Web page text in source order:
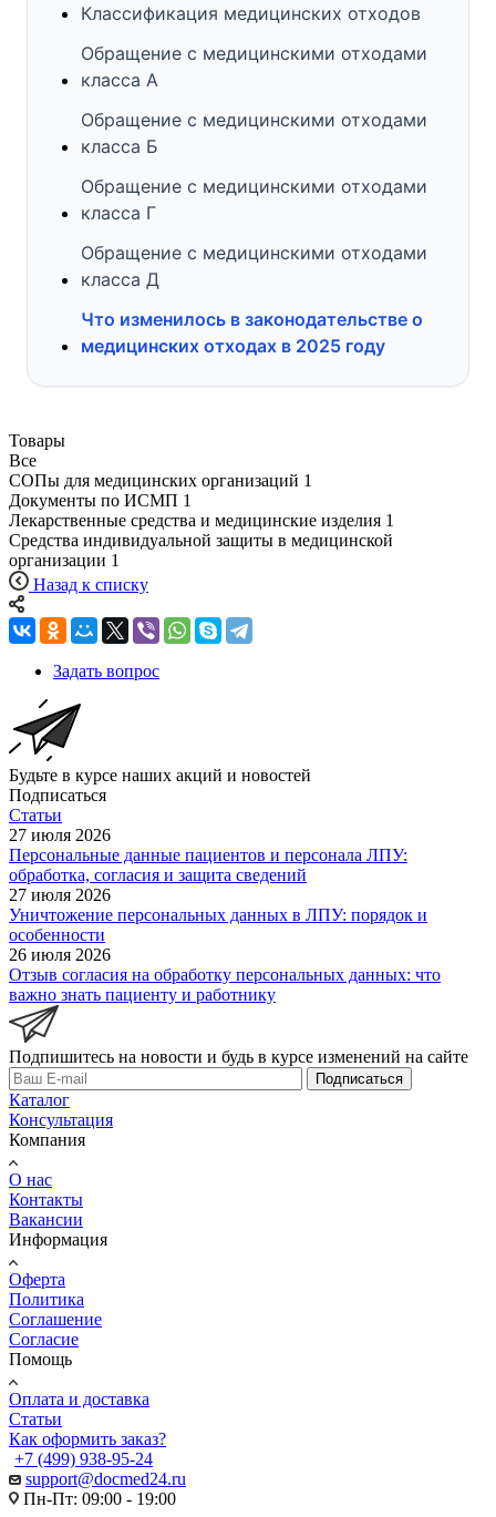
Классификация медицинских отходов
Обращение с медицинскими отходами
класса А
Обращение с медицинскими отходами
класса Б
Обращение с медицинскими отходами
класса Г
Обращение с медицинскими отходами
класса Д
Что изменилось в законодательстве о
медицинских отходах в 2025 году
Товары
Все
СОПы для медицинских организаций 1
Документы по ИСМП 1
Лекарственные средства и медицинские изделия 1
Средства индивидуальной защиты в медицинской
организации 1
Назад к списку
Задать вопрос
Будьте в курсе наших акций и новостей
Подписаться
Статьи
27 июля 2026
Персональные данные пациентов и персонала ЛПУ:
обработка, согласия и защита сведений
27 июля 2026
Уничтожение персональных данных в ЛПУ: порядок и
особенности
26 июля 2026
Отзыв согласия на обработку персональных данных: что
важно знать пациенту и работнику
Подпишитесь на новости и будь в курсе изменений на сайте
Подписаться
Каталог
Консультация
Компания
О нас
Контакты
Вакансии
Информация
Оферта
Политика
Соглашение
Согласие
Помощь
Оплата и доставка
Статьи
Как оформить заказ?
+7 (499) 938-95-24
support@docmed24.ru
Пн-Пт: 09:00 - 19:00